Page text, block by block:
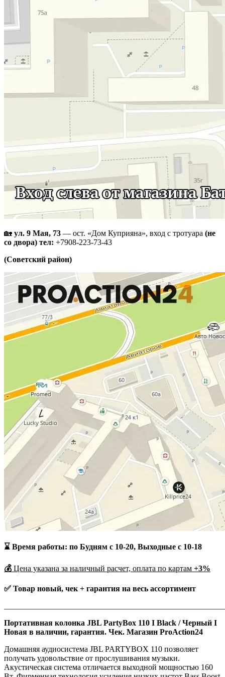
🏡 ул. 9 Мая, 73 — ост. «Дом Куприяна», вход с тротуара (не
со двора) тел: +7908-223-73-43
(Советский район)
⌛ Время работы: по Будням с 10-20, Выходные с 10-18
💰 Цена указана за наличный расчет, оплата по картам +3%
✅ Товар новый, чек + гарантия на весь ассортимент
Портативная колонка JBL PartyBox 110 I Black / Черный I
Новая в наличии, гарантия. Чек. Магазин ProAction24
Домашняя аудиосистема JBL PARTYBOX 110 позволяет
получать удовольствие от прослушивания музыки.
Акустическая система отличается выходной мощностью 160